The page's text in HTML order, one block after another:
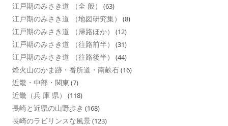
江戸期のみさき道 （全 般） (63)
江戸期のみさき道 （地図研究集） (8)
江戸期のみさき道 （帰路ほか） (12)
江戸期のみさき道 （往路前半） (31)
江戸期のみさき道 （往路後半） (44)
烽火山のかま跡・番所道・南畝石(16)
近畿・中部・関東 (7)
近畿（兵 庫 県） (118)
長崎と近県の山野歩き (168)
長崎のラビリンスな風景 (123)